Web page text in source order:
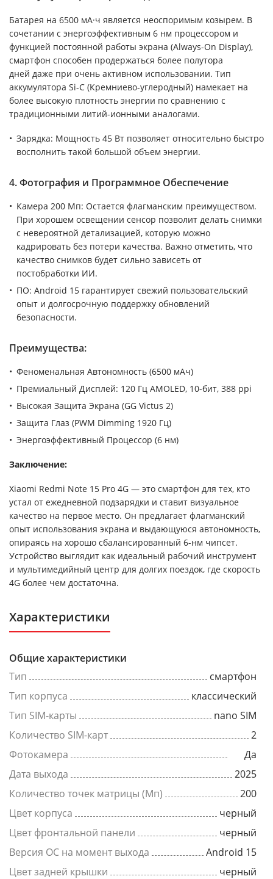
Батарея на 6500 мА·ч является неоспоримым козырем. В
сочетании с энергоэффективным 6 нм процессором и
функцией постоянной работы экрана (Always-On Display),
смартфон способен продержаться более полутора
дней даже при очень активном использовании. Тип
аккумулятора Si-C (Кремниево-углеродный) намекает на
более высокую плотность энергии по сравнению с
традиционными литий-ионными аналогами.
Зарядка: Мощность 45 Вт позволяет относительно быстро
восполнить такой большой объем энергии.
4. Фотография и Программное Обеспечение
Камера 200 Мп: Остается флагманским преимуществом.
При хорошем освещении сенсор позволит делать снимки
с невероятной детализацией, которую можно
кадрировать без потери качества. Важно отметить, что
качество снимков будет сильно зависеть от
постобработки ИИ.
ПО: Android 15 гарантирует свежий пользовательский
опыт и долгосрочную поддержку обновлений
безопасности.
Преимущества:
Феноменальная Автономность (6500 мАч)
Премиальный Дисплей: 120 Гц AMOLED, 10-бит, 388 ppi
Высокая Защита Экрана (GG Victus 2)
Защита Глаз (PWM Dimming 1920 Гц)
Энергоэффективный Процессор (6 нм)
Заключение:
Xiaomi Redmi Note 15 Pro 4G — это смартфон для тех, кто
устал от ежедневной подзарядки и ставит визуальное
качество на первое место. Он предлагает флагманский
опыт использования экрана и выдающуюся автономность,
опираясь на хорошо сбалансированный 6-нм чипсет.
Устройство выглядит как идеальный рабочий инструмент
и мультимедийный центр для долгих поездок, где скорость
4G более чем достаточна.
Характеристики
Общие характеристики
Тип
смартфон
Тип корпуса
классический
Тип SIM-карты
nano SIM
Количество SIM-карт
2
Фотокамера
Да
Дата выхода
2025
Количество точек матрицы (Мп)
200
Цвет корпуса
черный
Цвет фронтальной панели
черный
Версия ОС на момент выхода
Android 15
Цвет задней крышки
черный